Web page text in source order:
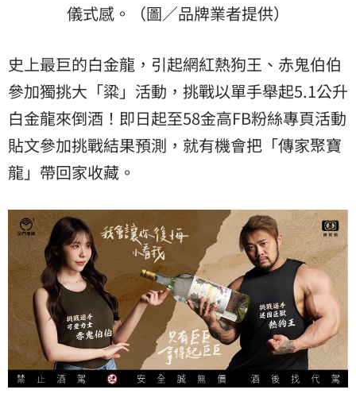
儀式感。（圖／品牌業者提供）
史上最巨的白金龍，引起網紅熱狗王、赤鬼伯伯
參加獨挑大「粱」活動，挑戰以單手舉起5.1公升
白金龍來倒酒！即日起至58金高FB粉絲專頁活動
貼文參加挑戰結果預測，就有機會把「傳家聚寶
龍」帶回家收藏。